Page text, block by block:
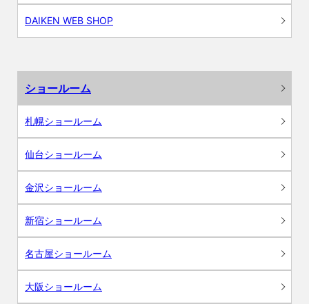
DAIKEN WEB SHOP
ショールーム
札幌ショールーム
仙台ショールーム
金沢ショールーム
新宿ショールーム
名古屋ショールーム
大阪ショールーム